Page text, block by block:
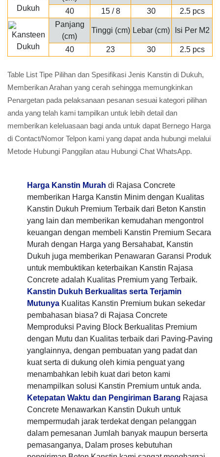
40 15 / 8 30
2.5 pcs
Panjang
(cm)
Tinggi (cm) Lebar (cm) Isi Per M2
40 23 30 2.5 pcs
Table List Tipe Pilihan dan Spesifikasi Jenis Kanstin di Dukuh,
Memberikan Arahan yang cerah sehingga memungkinkan
Penargetan pada pelaksanaan pesanan sesuai kategori pilihan
anda yang telah kami tampilkan untuk lebih detail dan
memberikan keleluasaan bagi anda untuk dapat Bernego Harga
di Contact/Nomor Telpon kami yang dapat anda hubungi melalui
Metode Hubungi Panggilan atau Hubungi Chat WhatsApp.
Harga Kanstin Murah di Rajasa Concrete
memberikan Harga Kanstin Minim dengan Kualitas
Kanstin Dukuh Premium Terbaik dari Beton Kanstin
yang lain dan memberikan kemudahan mengontrol
keuangan dengan membeli Kanstin Premium Secara
Murah dengan Harga yang Bersahabat, Kanstin
Dukuh juga memberikan Penawaran Garansi Produk
untuk membuktikan keterbaikan Kanstin Rajasa
Concrete adalah Kualitas Premium yang Terbaik.
Kanstin Dukuh Berkualitas serta Terjamin
Mutunya Kualitas Kanstin Premium bukan sekedar
pembahasan biasa? di Rajasa Concrete
Memproduksi Paving Block Berkualitas Premium
dengan Mutu dan Kualitas terbaik dari Paving-Paving
yanglainnya, dengan pembuatan yang padat dan
kuat serta di dukung oleh kimia penguat yang
menambahkan lebih kuat dari beton kami
menampilkan solusi Kanstin Premium untuk anda.
Ketepatan Waktu dan Pengiriman Barang Rajasa
Concrete Menawarkan Kanstin Dukuh untuk
mempermudah jarak terdekat dengan pelanggan
dalam pemesanan Jumlah banyak maupun berserta
pemasanganya, Dalam proses kebutuhan